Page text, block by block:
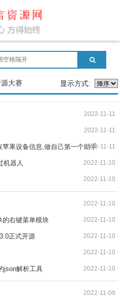
大赛 显示方式:
2022-11-11
2022-11-11
果设备信息,做自己第一个助手2022-11-11
机器人 2022-11-10
2022-11-10
2022-11-10
的右键菜单模块 2022-11-10
正式开源 2022-11-10
2022-11-10
json解析工具 2022-11-10
2022-11-09